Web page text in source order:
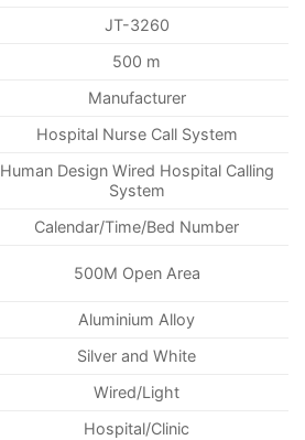
JT-3260
500 m
Manufacturer
Hospital Nurse Call System
Human Design Wired Hospital Calling
System
Calendar/Time/Bed Number
500M Open Area
Aluminium Alloy
Silver and White
Wired/Light
Hospital/Clinic